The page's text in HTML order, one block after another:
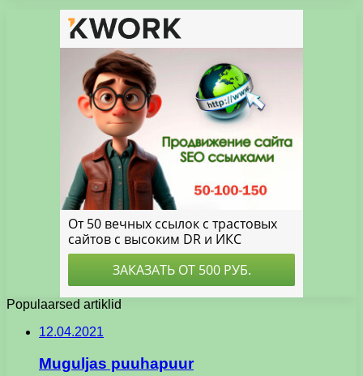
Populaarsed artiklid
12.04.2021
Muguljas puuhapuur